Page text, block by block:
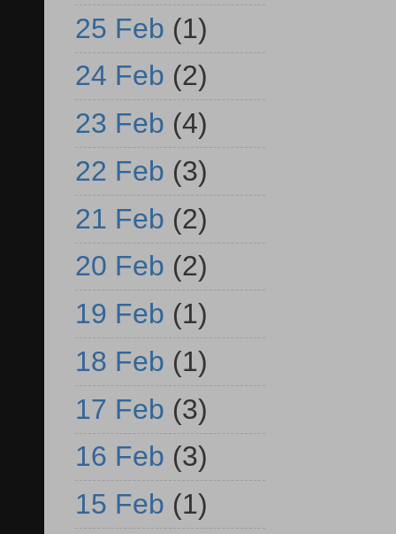
25 Feb (1)
24 Feb (2)
23 Feb (4)
22 Feb (3)
21 Feb (2)
20 Feb (2)
19 Feb (1)
18 Feb (1)
17 Feb (3)
16 Feb (3)
15 Feb (1)